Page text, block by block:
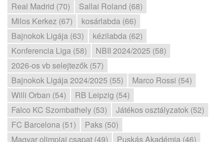
Real Madrid (70)
Sallai Roland (68)
Milos Kerkez (67)
kosárlabda (66)
Bajnokok Ligája (63)
kézilabda (62)
Konferencia Liga (58)
NBII 2024/2025 (58)
2026-os vb selejtezők (57)
Bajnokok Ligája 2024/2025 (55)
Marco Rossi (54)
Willi Orban (54)
RB Leipzig (54)
Falco KC Szombathely (53)
Játékos osztályzatok (52)
FC Barcelona (51)
Paks (50)
Magyar olimpiai csapat (49)
Puskás Akadémia (46)